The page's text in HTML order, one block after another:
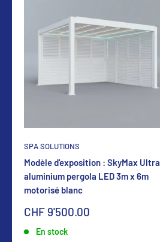
SPA SOLUTIONS
Modèle d'exposition : SkyMax Ultra
aluminium pergola LED 3m x 6m
motorisé blanc
Sonderpreis
CHF 9'500.00
En stock